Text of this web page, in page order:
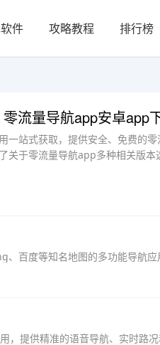
件 攻略教程 排行榜
零流量导航app安卓app
一站式获取，提供安全、免费的
关于零流量导航app多种相关版